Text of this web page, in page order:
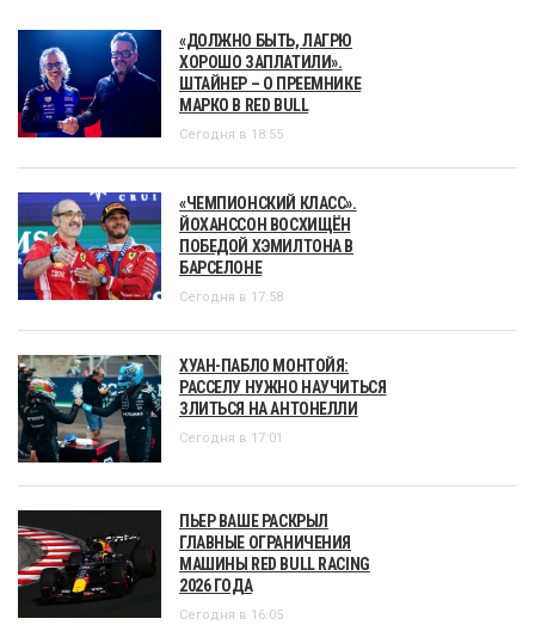
«ДОЛЖНО БЫТЬ, ЛАГРЮ
ХОРОШО ЗАПЛАТИЛИ».
ШТАЙНЕР – О ПРЕЕМНИКЕ
МАРКО В RED BULL
Сегодня в 18:55
«ЧЕМПИОНСКИЙ КЛАСС».
ЙОХАНССОН ВОСХИЩЁН
ПОБЕДОЙ ХЭМИЛТОНА В
БАРСЕЛОНЕ
Сегодня в 17:58
ХУАН-ПАБЛО МОНТОЙЯ:
РАССЕЛУ НУЖНО НАУЧИТЬСЯ
ЗЛИТЬСЯ НА АНТОНЕЛЛИ
Сегодня в 17:01
ПЬЕР ВАШЕ РАСКРЫЛ
ГЛАВНЫЕ ОГРАНИЧЕНИЯ
МАШИНЫ RED BULL RACING
2026 ГОДА
Сегодня в 16:05